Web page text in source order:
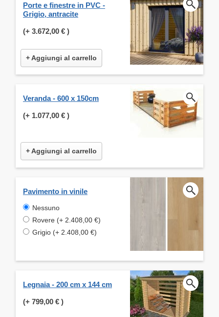
Porte e finestre in PVC -
Grigio, antracite
(+ 3.672,00 € )
+ Aggiungi al carrello
Veranda - 600 x 150cm
(+ 1.077,00 € )
+ Aggiungi al carrello
Pavimento in vinile
Nessuno
Rovere (+ 2.408,00 €)
Grigio (+ 2.408,00 €)
Legnaia - 200 cm x 144 cm
(+ 799,00 € )